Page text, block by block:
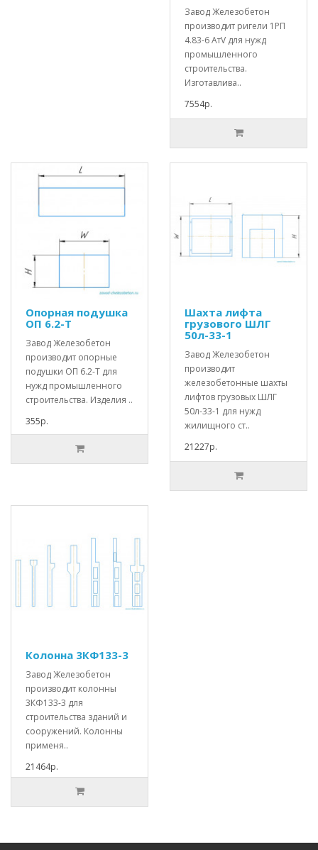
Завод Железобетон
производит ригели 1РП
4.83-6 АтV для нужд
промышленного
строительства.
Изготавлива..
7554р.
Опорная подушка
ОП 6.2-Т
Завод Железобетон
производит опорные
подушки ОП 6.2-Т для
нужд промышленного
строительства. Изделия ..
355р.
Шахта лифта
грузового ШЛГ
50л-33-1
Завод Железобетон
производит
железобетонные шахты
лифтов грузовых ШЛГ
50л-33-1 для нужд
жилищного ст..
21227р.
Колонна 3КФ133-3
Завод Железобетон
производит колонны
3КФ133-3 для
строительства зданий и
сооружений. Колонны
применя..
21464р.